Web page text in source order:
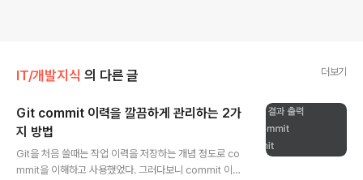
IT/개발지식 의 다른 글 더보기
Git commit 이력을 깔끔하게 관리하는 2가
지 방법
Git을 처음 쓸때는 작업 이력을 저장하는 개념 정도로 co
mmit을 이해하고 사용했었다. 그러다보니 commit 이력